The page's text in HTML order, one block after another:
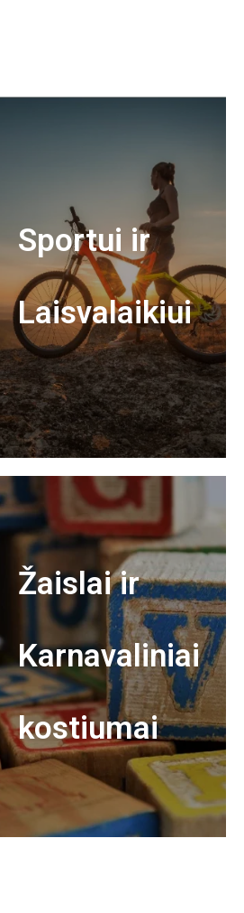
Sportui ir
Laisvalaikiui
Žaislai ir
Karnavaliniai
kostiumai